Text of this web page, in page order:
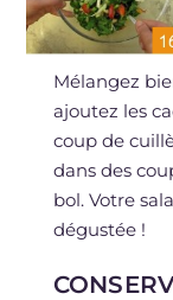
Mélangez
ajoutez les
coup de
dans des
bol. Votre
dégustée !